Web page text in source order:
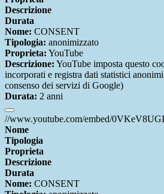
Descrizione
Durata
Nome: CONSENT
Tipologia: anonimizzato
Proprieta: YouTube
Descrizione: YouTube imposta questo
incorporati e registra dati statistici
consenso dei servizi di Google)
Durata: 2 anni
//www.youtube.com/embed/
Nome
Tipologia
Proprieta
Descrizione
Durata
Nome: CONSENT